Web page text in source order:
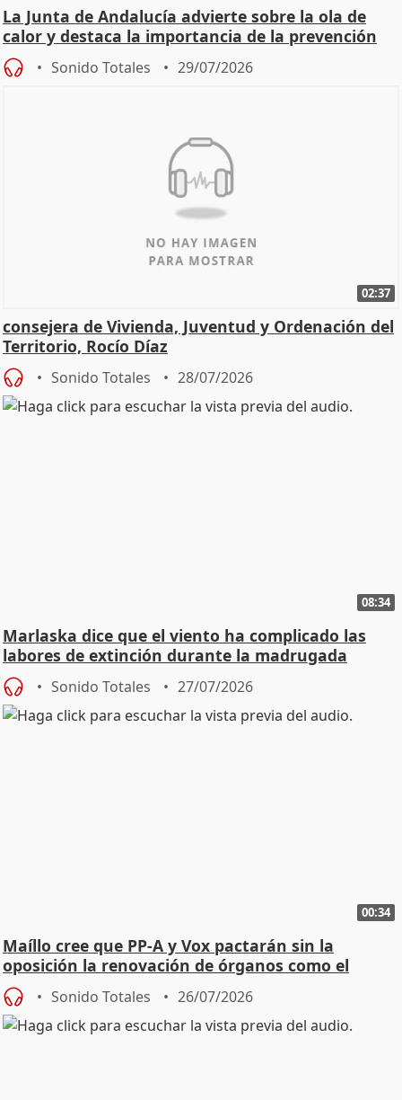
La Junta de Andalucía advierte sobre la ola de
calor y destaca la importancia de la prevención
Sonido Totales 29/07/2026
02:37
consejera de Vivienda, Juventud y Ordenación del
Territorio, Rocío Díaz
Sonido Totales 28/07/2026
08:34
Marlaska dice que el viento ha complicado las
labores de extinción durante la madrugada
Sonido Totales 27/07/2026
00:34
Maíllo cree que PP-A y Vox pactarán sin la
oposición la renovación de órganos como el
Defensor
Sonido Totales 26/07/2026